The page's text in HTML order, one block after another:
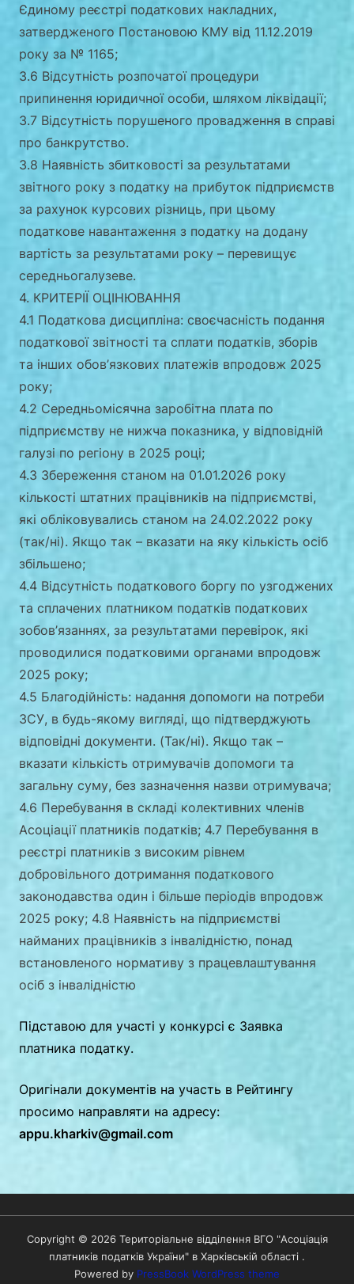
Єдиному реєстрі податкових накладних,
затвердженого Постановою КМУ від 11.12.2019
року за № 1165;
3.6 Відсутність розпочатої процедури
припинення юридичної особи, шляхом ліквідації;
3.7 Відсутність порушеного провадження в справі
про банкрутство.
3.8 Наявність збитковості за результатами
звітного року з податку на прибуток підприємств
за рахунок курсових різниць, при цьому
податкове навантаження з податку на додану
вартість за результатами року – перевищує
середньогалузеве.
4. КРИТЕРІЇ ОЦІНЮВАННЯ
4.1 Податкова дисципліна: своєчасність подання
податкової звітності та сплати податків, зборів
та інших обов’язкових платежів впродовж 2025
року;
4.2 Середньомісячна заробітна плата по
підприємству не нижча показника, у відповідній
галузі по регіону в 2025 році;
4.3 Збереження станом на 01.01.2026 року
кількості штатних працівників на підприємстві,
які обліковувались станом на 24.02.2022 року
(так/ні). Якщо так – вказати на яку кількість осіб
збільшено;
4.4 Відсутність податкового боргу по узгоджених
та сплачених платником податків податкових
зобов’язаннях, за результатами перевірок, які
проводилися податковими органами впродовж
2025 року;
4.5 Благодійність: надання допомоги на потреби
ЗСУ, в будь-якому вигляді, що підтверджують
відповідні документи. (Так/ні). Якщо так –
вказати кількість отримувачів допомоги та
загальну суму, без зазначення назви отримувача;
4.6 Перебування в складі колективних членів
Асоціації платників податків; 4.7 Перебування в
реєстрі платників з високим рівнем
добровільного дотримання податкового
законодавства один і більше періодів впродовж
2025 року; 4.8 Наявність на підприємстві
найманих працівників з інвалідністю, понад
встановленого нормативу з працевлаштування
осіб з інвалідністю
Підставою для участі у конкурсі є Заявка
платника податку.
Оригінали документів на участь в Рейтингу
просимо направляти на адресу:
appu.kharkiv@gmail.com
Copyright © 2026 Територіальне відділення ВГО "Асоціація
платників податків України" в Харківській області .
Powered by PressBook WordPress theme